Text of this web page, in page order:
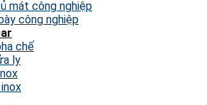
mát công nghiệp
công nghiệp
chế
ly